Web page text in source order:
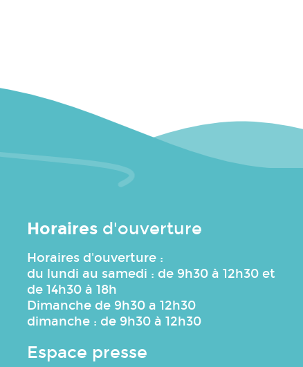
Horaires d'ouverture
Horaires d'ouverture :
du lundi au samedi : de 9h30 à 12h30 et
de 14h30 à 18h
Dimanche de 9h30 a 12h30
dimanche : de 9h30 à 12h30
Espace presse